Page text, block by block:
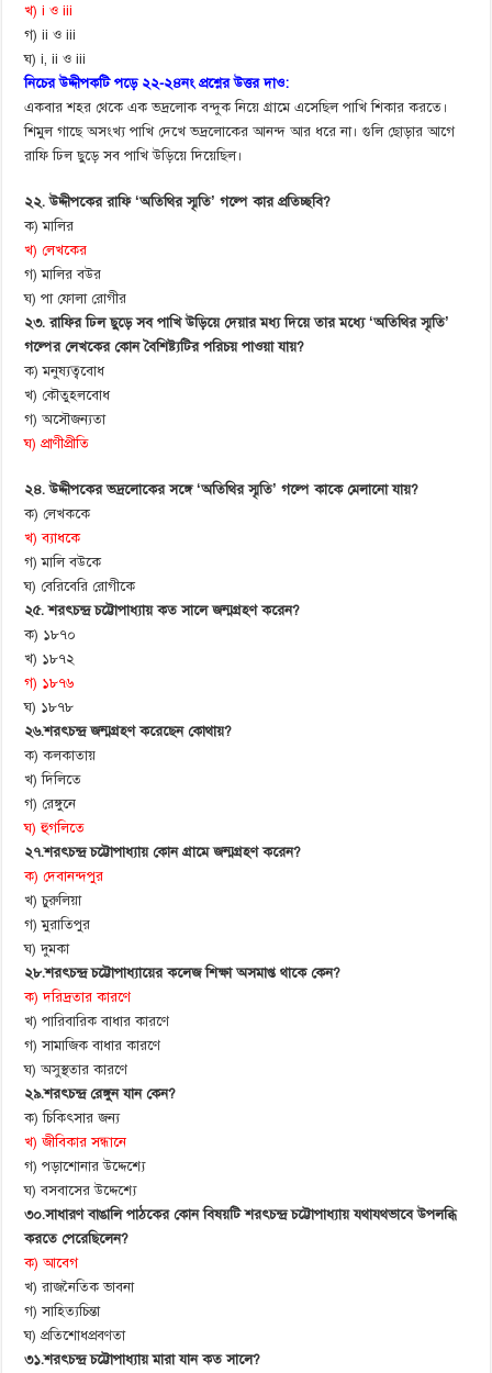
খ) i ও iii
গ) ii ও iii
ঘ) i, ii ও iii
নিচের উদ্দীপকটি পড়ে ২২-২৪নং প্রশ্নের উত্তর দাও:
একবার শহর থেকে এক ভদ্রলোক বন্দুক নিয়ে গ্রামে এসেছিল পাখি শিকার করতে।
শিমুল গাছে অসংখ্য পাখি দেখে ভদ্রলোকের আনন্দ আর ধরে না। গুলি ছোড়ার আগে
রাফি ঢিল ছুড়ে সব পাখি উড়িয়ে দিয়েছিল।
২২. উদ্দীপকের রাফি ‘অতিথির স্মৃতি’ গল্পে কার প্রতিচ্ছবি?
ক) মালির
খ) লেখকের
গ) মালির বউর
ঘ) পা ফোলা রোগীর
২৩. রাফির ঢিল ছুড়ে সব পাখি উড়িয়ে দেয়ার মধ্য দিয়ে তার মধ্যে ‘অতিথির স্মৃতি’
গল্পের লেখকের কোন বৈশিষ্ট্যটির পরিচয় পাওয়া যায়?
ক) মনুষ্যত্ববোধ
খ) কৌতুহলবোধ
গ) অসৌজন্যতা
ঘ) প্রাণীপ্রীতি
২৪. উদ্দীপকের ভদ্রলোকের সঙ্গে ‘অতিথির স্মৃতি’ গল্পে কাকে মেলানো যায়?
ক) লেখককে
খ) ব্যাধকে
গ) মালি বউকে
ঘ) বেরিবেরি রোগীকে
২৫. শরৎচন্দ্র চট্টোপাধ্যায় কত সালে জন্মগ্রহণ করেন?
ক) ১৮৭০
খ) ১৮৭২
গ) ১৮৭৬
ঘ) ১৮৭৮
২৬.শরৎচন্দ্র জন্মগ্রহণ করেছেন কোথায়?
ক) কলকাতায়
খ) দিলি­তে
গ) রেঙ্গুনে
ঘ) হুগলিতে
২৭.শরৎচন্দ্র চট্টোপাধ্যায় কোন গ্রামে জন্মগ্রহণ করেন?
ক) দেবানন্দপুর
খ) চুরুলিয়া
গ) মুরাতিপুর
ঘ) দুমকা
২৮.শরৎচন্দ্র চট্টোপাধ্যায়ের কলেজ শিক্ষা অসমাপ্ত থাকে কেন?
ক) দরিদ্রতার কারণে
খ) পারিবারিক বাধার কারণে
গ) সামাজিক বাধার কারণে
ঘ) অসুস্থতার কারণে
২৯.শরৎচন্দ্র রেঙ্গুন যান কেন?
ক) চিকিৎসার জন্য
খ) জীবিকার সন্ধানে
গ) পড়াশোনার উদ্দেশ্যে
ঘ) বসবাসের উদ্দেশ্যে
৩০.সাধারণ বাঙালি পাঠকের কোন বিষয়টি শরৎচন্দ্র চট্টোপাধ্যায় যথাযথভাবে উপলব্ধি
করতে পেরেছিলেন?
ক) আবেগ
খ) রাজনৈতিক ভাবনা
গ) সাহিত্যচিন্তা
ঘ) প্রতিশোধপ্রবণতা
৩১.শরৎচন্দ্র চট্টোপাধ্যায় মারা যান কত সালে?